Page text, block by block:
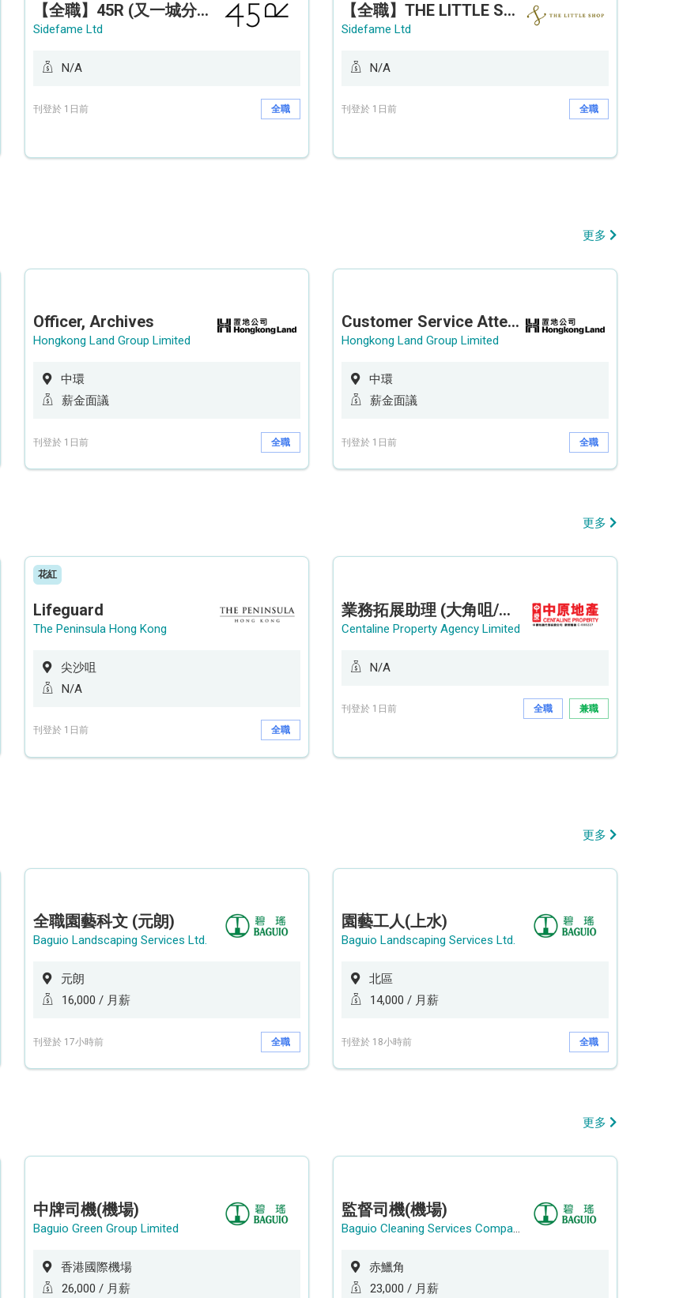
【全職】45R (又一城分店) Sales Operation Assistant 銷售營運助理【永久保證佣金+新人獎金$3,000】
Sidefame Ltd
N/A
刊登於 1日前 全職
【全職】THE LITTLE SHOP (利園分店) Sales Operation Assistant 銷售營運助理【永久保證佣金+新人獎金$3,000】
Sidefame Ltd
N/A
刊登於 1日前 全職
更多
Officer, Archives
Hongkong Land Group Limited
中環
薪金面議
刊登於 1日前 全職
Customer Service Attendant (5-day work)
Hongkong Land Group Limited
中環
薪金面議
刊登於 1日前 全職
更多
花紅
Lifeguard
The Peninsula Hong Kong
尖沙咀
N/A
刊登於 1日前 全職
業務拓展助理 (大角咀/荔枝角/九龍塘)
Centaline Property Agency Limited
N/A
刊登於 1日前 全職 兼職
更多
全職園藝科文 (元朗)
Baguio Landscaping Services Ltd.
元朗
16,000 / 月薪
刊登於 17小時前 全職
園藝工人(上水)
Baguio Landscaping Services Ltd.
北區
14,000 / 月薪
刊登於 18小時前 全職
更多
中牌司機(機場)
Baguio Green Group Limited
香港國際機場
26,000 / 月薪
監督司機(機場)
Baguio Cleaning Services Company Limited
赤鱲角
23,000 / 月薪